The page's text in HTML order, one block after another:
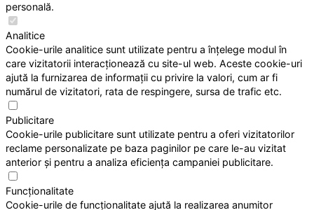
personală.
Analitice
Cookie-urile analitice sunt utilizate pentru a înțelege modul în
care vizitatorii interacționează cu site-ul web. Aceste cookie-uri
ajută la furnizarea de informații cu privire la valori, cum ar fi
numărul de vizitatori, rata de respingere, sursa de trafic etc.
Publicitare
Cookie-urile publicitare sunt utilizate pentru a oferi vizitatorilor
reclame personalizate pe baza paginilor pe care le-au vizitat
anterior și pentru a analiza eficiența campaniei publicitare.
Funcționalitate
Cookie-urile de funcționalitate ajută la realizarea anumitor